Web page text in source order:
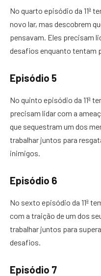
No quarto episódio da 11ª
novo lar, mas descobrem
pensavam. Eles precisam
desafios enquanto tentam
Episódio 5
No quinto episódio da 11ª
precisam lidar com a
que sequestram um dos
trabalhar juntos para
inimigos.
Episódio 6
No sexto episódio da 11ª
com a traição de um dos
trabalhar juntos para
desafios.
Episódio 7